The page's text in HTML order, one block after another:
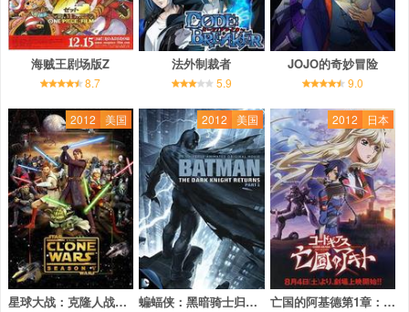
海贼王剧场版Z
8.7
法外制裁者
5.9
JOJO的奇妙冒险
9.0
2012 美国
星球大战：克隆人战争 第五季
2012 美国
蝙蝠侠：黑暗骑士归来(上)
2012 日本
亡国的阿基德第1章：翼龙降临